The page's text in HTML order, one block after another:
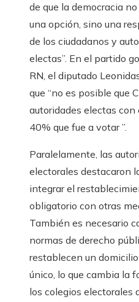
de que la democracia
una opción, sino una
de los ciudadanos y
electas”. En el partido
RN, el diputado
que “no es posible que
autoridades electas con
40% que fue a votar ”.
Paralelamente, las
electorales destacaron
integrar el
obligatorio con otras
También es necesario
normas de derecho
restablecen un
único, lo que cambia la
los colegios electorales